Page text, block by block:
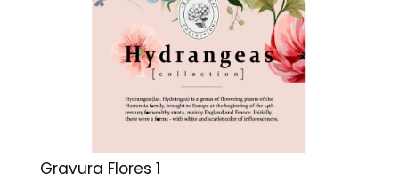
Gravura Flores 1